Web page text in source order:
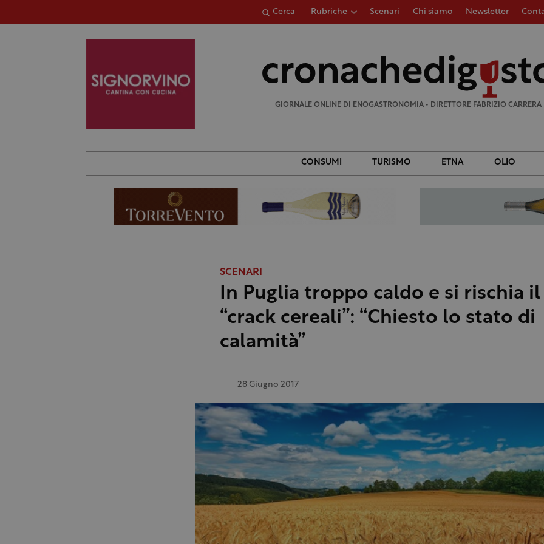
Cerca Rubriche Scenari Chi siamo Newsletter
GIORNALE ONLINE DI ENOGASTRONOMIA • DIRETTORE FABRIZIO CARRERA
CONSUMI TURISMO ETNA OLIO
SCENARI
In Puglia troppo caldo e si rischia il
“crack cereali”: “Chiesto lo stato di
calamità”
28 Giugno 2017